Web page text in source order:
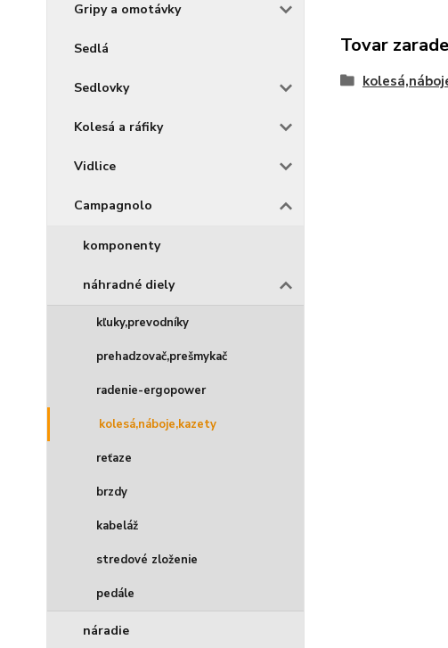
Gripy a omotávky
Sedlá
Sedlovky
Kolesá a ráfiky
Vidlice
Campagnolo
komponenty
náhradné diely
kľuky,prevodníky
prehadzovač,prešmykač
radenie-ergopower
kolesá,náboje,kazety
reťaze
brzdy
kabeláž
stredové zloženie
pedále
náradie
Tovar